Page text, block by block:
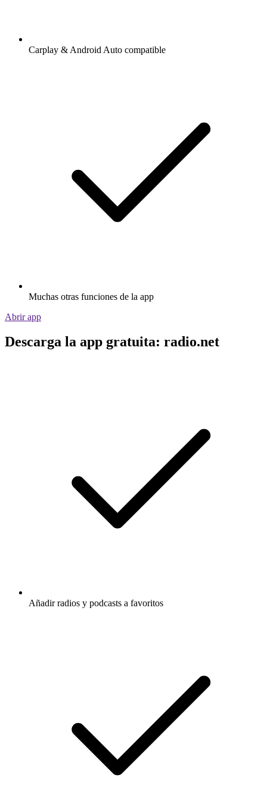
Carplay & Android Auto compatible
Muchas otras funciones de la app
Abrir app
Descarga la app gratuita: radio.net
Añadir radios y podcasts a favoritos